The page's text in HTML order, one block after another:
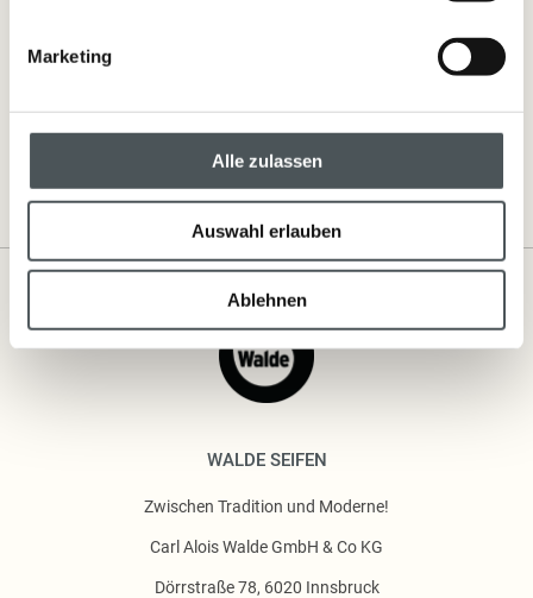
Marketing
Alle zulassen
Auswahl erlauben
Ablehnen
und Körper
WALDE SEIFEN
Zwischen Tradition und Moderne!
Carl Alois Walde GmbH & Co KG
Dörrstraße 78, 6020 Innsbruck